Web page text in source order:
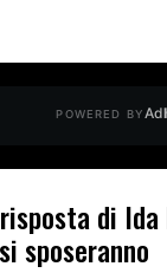
POWERED BYAd
di
sposeranno